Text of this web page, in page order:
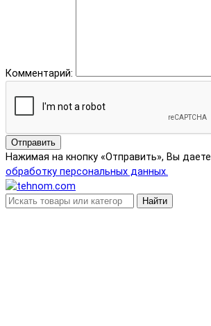
Комментарий:
Отправить
Нажимая на кнопку «Отправить», Вы даете
обработку персональных данных.
Найти